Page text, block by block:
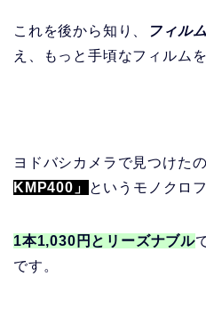
これを後から知り、 フィル
え、もっと手頃なフィルム
ヨドバシカメラで見つけた
KMP400」
というモノクロ
1本1,030円とリーズナブル
です。